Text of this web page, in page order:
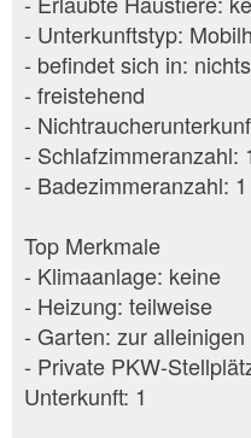
- Unterkunftstyp:
- befindet sich in:
- freistehend
-
- Schlafzimmeranzahl:
- Badezimmeranzahl: 1
Top Merkmale
- Klimaanlage: keine
- Heizung: teilweise
- Garten: zur alleinigen
- Private PKW-
Unterkunft: 1